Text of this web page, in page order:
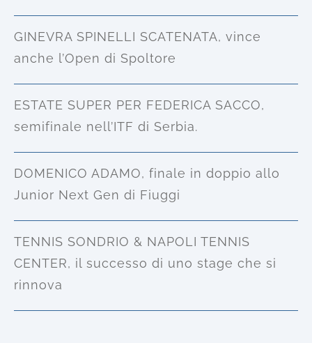
GINEVRA SPINELLI SCATENATA, vince
anche l’Open di Spoltore
ESTATE SUPER PER FEDERICA SACCO,
semifinale nell’ITF di Serbia.
DOMENICO ADAMO, finale in doppio allo
Junior Next Gen di Fiuggi
TENNIS SONDRIO & NAPOLI TENNIS
CENTER, il successo di uno stage che si
rinnova